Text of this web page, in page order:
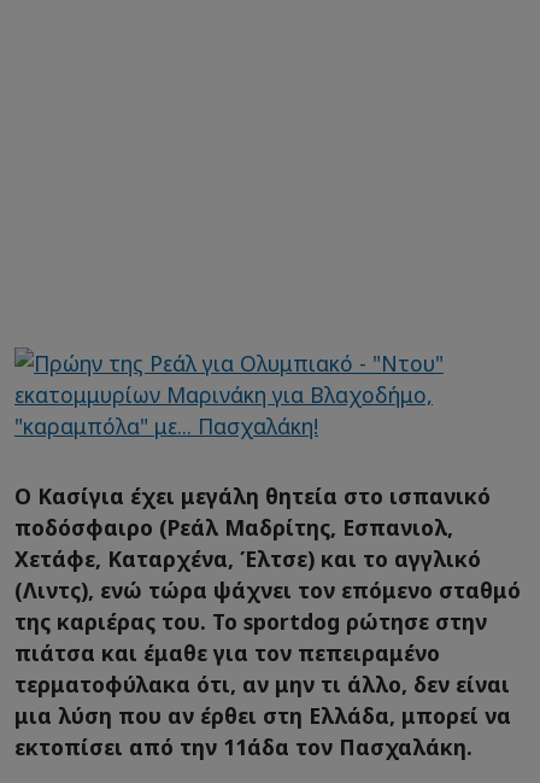
Ο Κασίγια έχει μεγάλη θητεία στο ισπανικό
ποδόσφαιρο (Ρεάλ Μαδρίτης, Εσπανιολ,
Χετάφε, Καταρχένα, Έλτσε) και το αγγλικό
(Λιντς), ενώ τώρα ψάχνει τον επόμενο σταθμό
της καριέρας του. Το sportdog ρώτησε στην
πιάτσα και έμαθε για τον πεπειραμένο
τερματοφύλακα ότι, αν μην τι άλλο, δεν είναι
μια λύση που αν έρθει στη Ελλάδα, μπορεί να
εκτοπίσει από την 11άδα τον Πασχαλάκη.